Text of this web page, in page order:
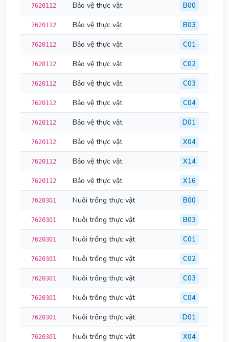
7620112 Bảo vệ thực vật B00
7620112 Bảo vệ thực vật B03
7620112 Bảo vệ thực vật C01
7620112 Bảo vệ thực vật C02
7620112 Bảo vệ thực vật C03
7620112 Bảo vệ thực vật C04
7620112 Bảo vệ thực vật D01
7620112 Bảo vệ thực vật X04
7620112 Bảo vệ thực vật X14
7620112 Bảo vệ thực vật X16
7620301 Nuôi trồng thực vật B00
7620301 Nuôi trồng thực vật B03
7620301 Nuôi trồng thực vật C01
7620301 Nuôi trồng thực vật C02
7620301 Nuôi trồng thực vật C03
7620301 Nuôi trồng thực vật C04
7620301 Nuôi trồng thực vật D01
7620301 Nuôi trồng thực vật X04